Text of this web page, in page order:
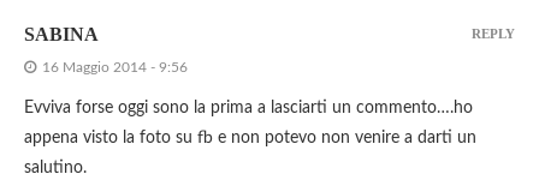
SABINA
16 Maggio 2014 - 9:56
Evviva forse oggi sono la prima a lasciarti un commento….ho
appena visto la foto su fb e non potevo non venire a darti un
salutino.
REPLY